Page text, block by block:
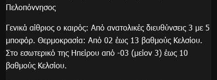
Πελοπόννησος
Γενικά αίθριος ο καιρός: Από ανατολικές διευθύνσεις 3 με 5
μποφόρ. Θερμοκρασία: Από 02 έως 13 βαθμούς Κελσίου.
Στο εσωτερικό της Ηπείρου από -03 (μείον 3) έως 10
βαθμούς Κελσίου.